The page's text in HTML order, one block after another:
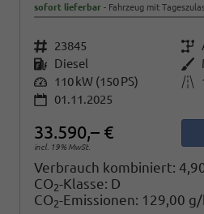
sofort lieferbar Fahrzeug mit
Fahrzeugnr. 23845 Getriebe
Kraftstoff Diesel Außenfarbe
Leistung 110 kW (150 PS) Kilometerstand
01.11.2025
33.590,– €
incl. 19% MwSt.
Verbrauch kombiniert:
CO2-Klasse: D
CO2-Emissionen: 129,00